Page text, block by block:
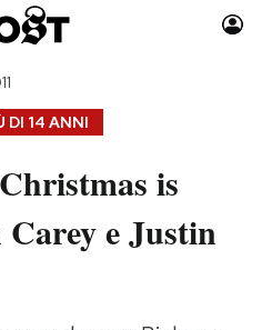
Moda
Consumismi
DI 14 ANNI
is
e Justin